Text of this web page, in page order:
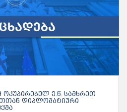
ᲝᲙᲣᲞᲘᲠᲔᲑᲣᲚ Ე.Წ. ᲡᲐᲛᲮᲠᲔᲗ
ᲓᲘᲞᲚᲝᲛᲐᲢᲘᲣᲠᲘ